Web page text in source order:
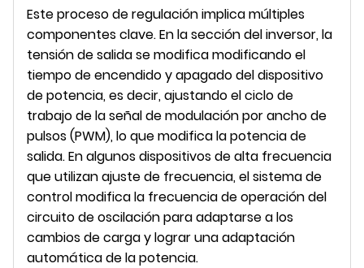
Este proceso de regulación implica múltiples
componentes clave. En la sección del inversor, la
tensión de salida se modifica modificando el
tiempo de encendido y apagado del dispositivo
de potencia, es decir, ajustando el ciclo de
trabajo de la señal de modulación por ancho de
pulsos (PWM), lo que modifica la potencia de
salida. En algunos dispositivos de alta frecuencia
que utilizan ajuste de frecuencia, el sistema de
control modifica la frecuencia de operación del
circuito de oscilación para adaptarse a los
cambios de carga y lograr una adaptación
automática de la potencia.